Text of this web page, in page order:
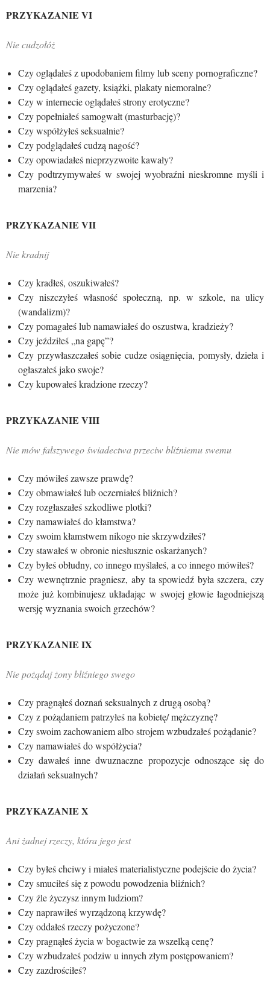
PRZYKAZANIE VI
Nie cudzołóż
Czy oglądałeś z upodobaniem filmy lub sceny pornograficzne?
Czy oglądałeś gazety, książki, plakaty niemoralne?
Czy w internecie oglądałeś strony erotyczne?
Czy popełniałeś samogwałt (masturbację)?
Czy współżyłeś seksualnie?
Czy podglądałeś cudzą nagość?
Czy opowiadałeś nieprzyzwoite kawały?
Czy podtrzymywałeś w swojej wyobraźni nieskromne myśli i
marzenia?
PRZYKAZANIE VII
Nie kradnij
Czy kradłeś, oszukiwałeś?
Czy niszczyłeś własność społeczną, np. w szkole, na ulicy
(wandalizm)?
Czy pomagałeś lub namawiałeś do oszustwa, kradzieży?
Czy jeździłeś „na gapę”?
Czy przywłaszczałeś sobie cudze osiągnięcia, pomysły, dzieła i
ogłaszałeś jako swoje?
Czy kupowałeś kradzione rzeczy?
PRZYKAZANIE VIII
Nie mów fałszywego świadectwa przeciw bliźniemu swemu
Czy mówiłeś zawsze prawdę?
Czy obmawiałeś lub oczerniałeś bliźnich?
Czy rozgłaszałeś szkodliwe plotki?
Czy namawiałeś do kłamstwa?
Czy swoim kłamstwem nikogo nie skrzywdziłeś?
Czy stawałeś w obronie niesłusznie oskarżanych?
Czy byłeś obłudny, co innego myślałeś, a co innego mówiłeś?
Czy wewnętrznie pragniesz, aby ta spowiedź była szczera, czy
może już kombinujesz układając w swojej głowie łagodniejszą
wersję wyznania swoich grzechów?
PRZYKAZANIE IX
Nie pożądaj żony bliźniego swego
Czy pragnąłeś doznań seksualnych z drugą osobą?
Czy z pożądaniem patrzyłeś na kobietę/ mężczyznę?
Czy swoim zachowaniem albo strojem wzbudzałeś pożądanie?
Czy namawiałeś do współżycia?
Czy dawałeś inne dwuznaczne propozycje odnoszące się do
działań seksualnych?
PRZYKAZANIE X
Ani żadnej rzeczy, która jego jest
Czy byłeś chciwy i miałeś materialistyczne podejście do życia?
Czy smuciłeś się z powodu powodzenia bliźnich?
Czy źle życzysz innym ludziom?
Czy naprawiłeś wyrządzoną krzywdę?
Czy oddałeś rzeczy pożyczone?
Czy pragnąłeś życia w bogactwie za wszelką cenę?
Czy wzbudzałeś podziw u innych złym postępowaniem?
Czy zazdrościłeś?